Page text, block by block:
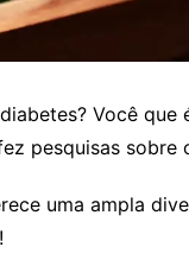
Você
pesquisas sobre
uma ampla